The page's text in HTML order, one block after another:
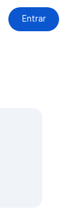
Entrar